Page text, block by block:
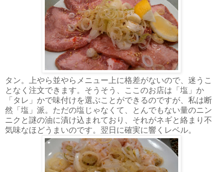
タン。上やら並やらメニュー上に格差がないので、迷うこ
となく注文できます。そうそう、ここのお店は「塩」か
「タレ」かで味付けを選ぶことができるのですが、私は断
然「塩」派。ただの塩じゃなくて、とんでもない量のニン
ニクと謎の油に漬け込まれており、それがネギと絡まり不
気味なほどうまいのです。翌日に確実に響くレベル。